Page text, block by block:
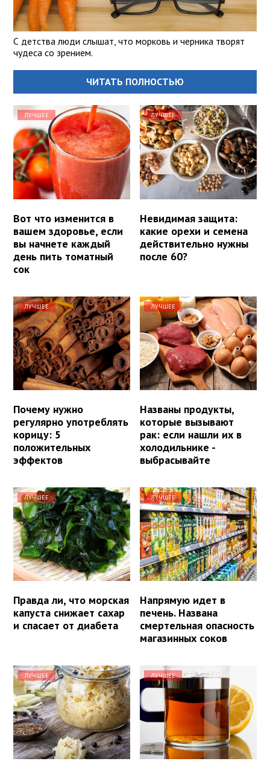
С детства люди слышат, что морковь и черника творят
чудеса со зрением.
ЧИТАТЬ ПОЛНОСТЬЮ
ЛУЧШЕЕ
Вот что изменится в
вашем здоровье, если
вы начнете каждый
день пить томатный
сок
ЛУЧШЕЕ
Невидимая защита:
какие орехи и семена
действительно нужны
после 60?
ЛУЧШЕЕ
Почему нужно
регулярно употреблять
корицу: 5
положительных
эффектов
ЛУЧШЕЕ
Названы продукты,
которые вызывают
рак: если нашли их в
холодильнике -
выбрасывайте
ЛУЧШЕЕ
Правда ли, что морская
капуста снижает сахар
и спасает от диабета
ЛУЧШЕЕ
Напрямую идет в
печень. Названа
смертельная опасность
магазинных соков
ЛУЧШЕЕ ЛУЧШЕЕ